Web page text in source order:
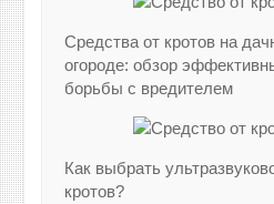
Средства от кротов на
огороде: обзор
борьбы с вредителем
Как выбрать
кротов?